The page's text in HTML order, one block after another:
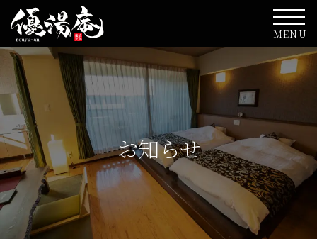
MENU
お知らせ